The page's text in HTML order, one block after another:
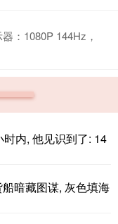
：1080P 144Hz，
内, 他见识到了: 14
暗藏图谋, 灰色填海